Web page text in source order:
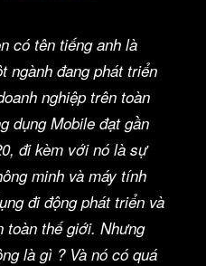
có tên tiếng anh là
ngành đang phát triển
nghiệp trên toàn
dụng Mobile đạt gần
đi kèm với nó là sự
minh và máy tính
đi động phát triển và
toàn thế giới. Nhưng
là gì ? Và nó có quá